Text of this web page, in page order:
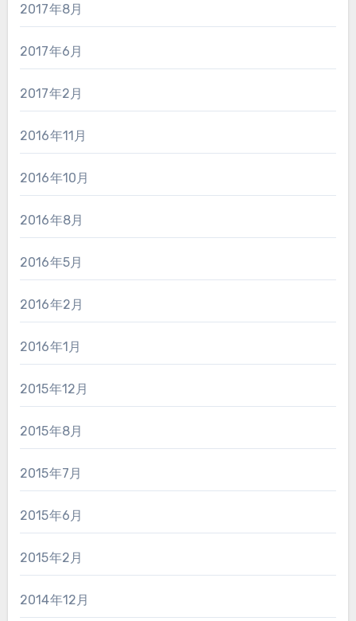
2017年8月
2017年6月
2017年2月
2016年11月
2016年10月
2016年8月
2016年5月
2016年2月
2016年1月
2015年12月
2015年8月
2015年7月
2015年6月
2015年2月
2014年12月